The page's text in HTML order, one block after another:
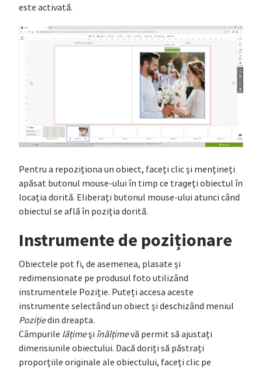
este activată.
Pentru a repoziționa un obiect, faceți clic și mențineți
apăsat butonul mouse-ului în timp ce trageți obiectul în
locația dorită. Eliberați butonul mouse-ului atunci când
obiectul se află în poziția dorită.
Instrumente de poziționare
Obiectele pot fi, de asemenea, plasate și
redimensionate pe produsul foto utilizând
instrumentele Poziție. Puteți accesa aceste
instrumente selectând un obiect și deschizând meniul
Pozițiedin dreapta.
Câmpurile lățimeși înălțimevă permit să ajustați
dimensiunile obiectului. Dacă doriți să păstrați
proporțiile originale ale obiectului, faceți clic pe